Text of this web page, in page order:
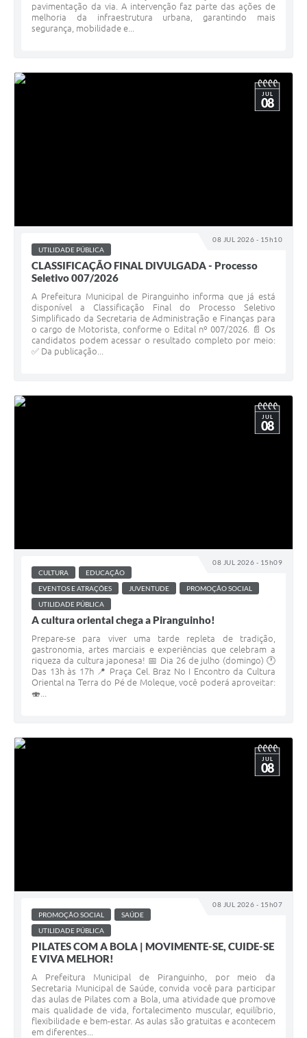
pavimentação da via. A intervenção faz parte das ações de
melhoria da infraestrutura urbana, garantindo mais
segurança, mobilidade e...
08 JUL 2026 - 15h10
JUL
08
UTILIDADE PÚBLICA
CLASSIFICAÇÃO FINAL DIVULGADA - Processo
Seletivo 007/2026
A Prefeitura Municipal de Piranguinho informa que já está
disponível a Classificação Final do Processo Seletivo
Simplificado da Secretaria de Administração e Finanças para
o cargo de Motorista, conforme o Edital nº 007/2026. 📄 Os
candidatos podem acessar o resultado completo por meio:
✅ Da publicação...
08 JUL 2026 - 15h09
JUL
08
CULTURA
EDUCAÇÃO
EVENTOS E ATRAÇÕES
JUVENTUDE
PROMOÇÃO SOCIAL
UTILIDADE PÚBLICA
A cultura oriental chega a Piranguinho!
Prepare-se para viver uma tarde repleta de tradição,
gastronomia, artes marciais e experiências que celebram a
riqueza da cultura japonesa! 📅 Dia 26 de julho (domingo) 🕐
Das 13h às 17h 📍 Praça Cel. Braz No I Encontro da Cultura
Oriental na Terra do Pé de Moleque, você poderá aproveitar:
🍣...
08 JUL 2026 - 15h07
JUL
08
PROMOÇÃO SOCIAL
SAÚDE
UTILIDADE PÚBLICA
PILATES COM A BOLA | MOVIMENTE-SE, CUIDE-SE
E VIVA MELHOR!
A Prefeitura Municipal de Piranguinho, por meio da
Secretaria Municipal de Saúde, convida você para participar
das aulas de Pilates com a Bola, uma atividade que promove
mais qualidade de vida, fortalecimento muscular, equilíbrio,
flexibilidade e bem-estar. As aulas são gratuitas e acontecem
em diferentes...